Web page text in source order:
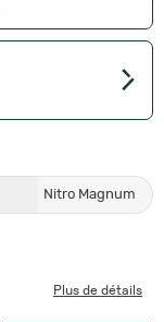
Nitro Magnum
Plus de détails